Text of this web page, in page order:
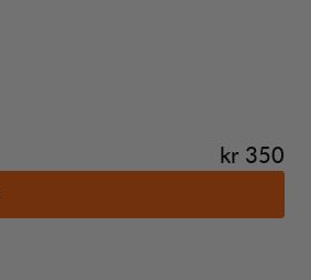
Pris:
kr 350